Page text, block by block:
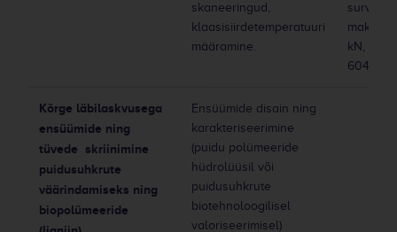
skaneeringud,
klaasisiirdetemperatuuri
määramine.
kN,
604-ga
Kõrge läbilaskvusega
ensüümide ning
tüvede skriinimine
puidusuhkrute
väärindamiseks ning
biopolümeeride
Ensüümide disain ning
karakteriseerimine
(puidu polümeeride
hüdrolüüsil või
puidusuhkrute
biotehnoloogilisel
valoriseerimisel)